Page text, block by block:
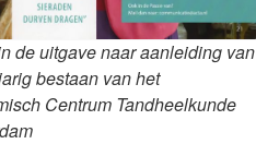
de uitgave naar aanleiding van
bestaan van het
Centrum Tandheelkunde